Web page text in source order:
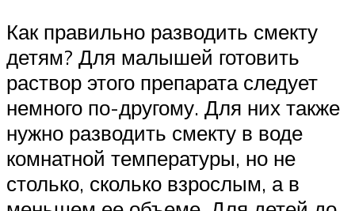
Как правильно разводить смекту
детям? Для малышей готовить
раствор этого препарата следует
немного по-другому. Для них также
нужно разводить смекту в воде
комнатной температуры, но не
столько, сколько взрослым, а в